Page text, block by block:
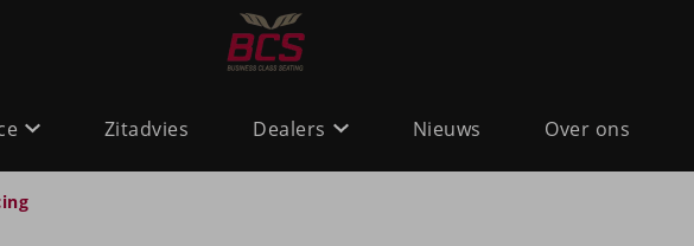
Zitadvies Dealers Nieuws Over ons